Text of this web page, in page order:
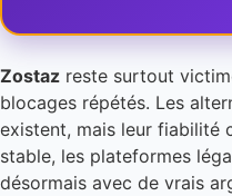
Zostaz reste surtout
blocages répétés. Les
existent, mais leur fiabilité
stable, les plateformes
désormais avec de vrais